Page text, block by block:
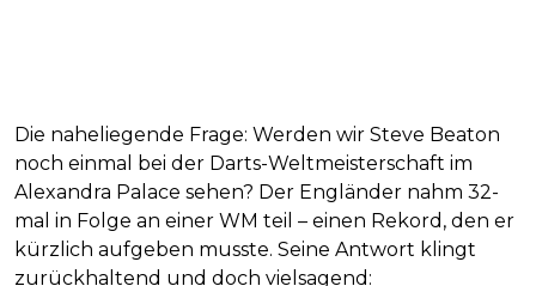
Die naheliegende Frage: Werden wir Steve Beaton
noch einmal bei der Darts-Weltmeisterschaft im
Alexandra Palace sehen? Der Engländer nahm 32-
mal in Folge an einer WM teil – einen Rekord, den er
kürzlich aufgeben musste. Seine Antwort klingt
zurückhaltend und doch vielsagend: